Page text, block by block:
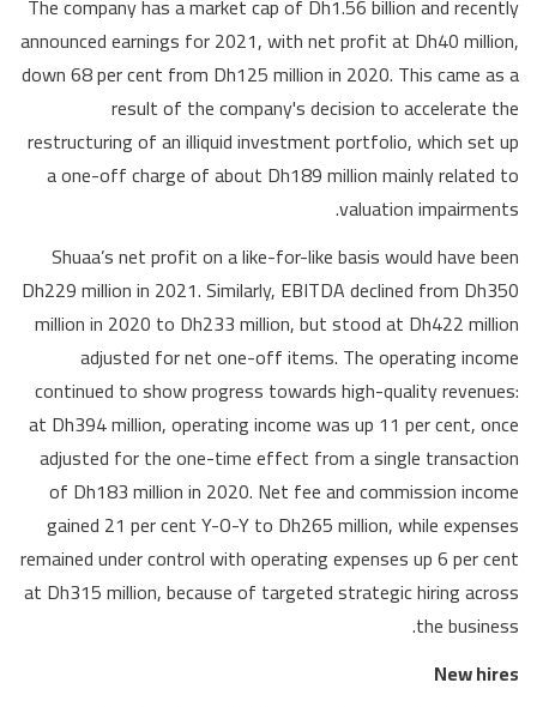
announced earnings for 2021, with net profit at Dh40 million,
down 68 per cent from Dh125 million in 2020. This came as a
result of the company's decision to accelerate the
restructuring of an illiquid investment portfolio, which set up
a one-off charge of about Dh189 million mainly related to
valuation impairments.
Shuaa’s net profit on a like-for-like basis would have been
Dh229 million in 2021. Similarly, EBITDA declined from Dh350
million in 2020 to Dh233 million, but stood at Dh422 million
adjusted for net one-off items. The operating income
continued to show progress towards high-quality revenues:
at Dh394 million, operating income was up 11 per cent, once
adjusted for the one-time effect from a single transaction
of Dh183 million in 2020. Net fee and commission income
gained 21 per cent Y-O-Y to Dh265 million, while expenses
remained under control with operating expenses up 6 per cent
at Dh315 million, because of targeted strategic hiring across
the business.
New hires